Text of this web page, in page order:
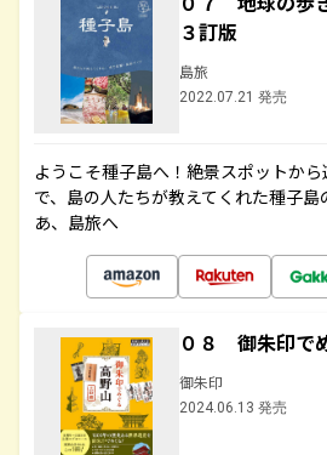
３訂版
島旅
2022.07.21 発売
ようこそ種子島へ！絶景スポットか
で、島の人たちが教えてくれた種子
あ、島旅へ
０８ 御朱印で
御朱印
2024.06.13 発売